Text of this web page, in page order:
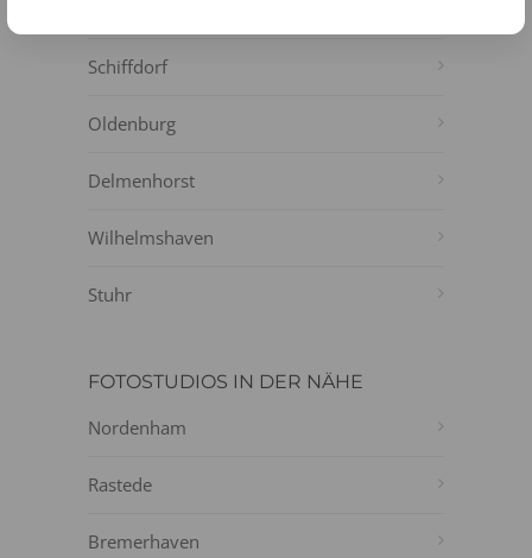
Schiffdorf
Oldenburg
Delmenhorst
Wilhelmshaven
Stuhr
FOTOSTUDIOS IN DER NÄHE
Nordenham
Rastede
Bremerhaven